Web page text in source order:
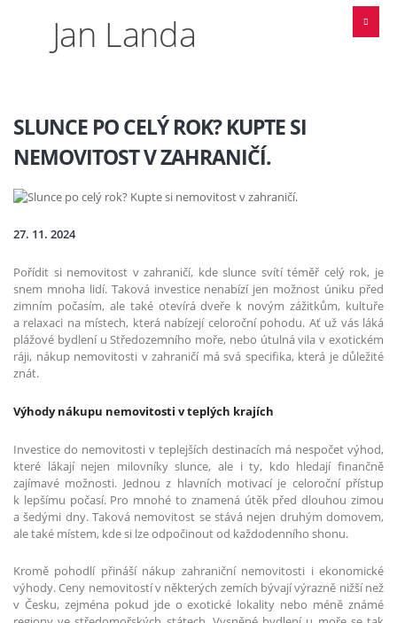
Jan Landa
SLUNCE PO CELÝ ROK? KUPTE SI
NEMOVITOST V ZAHRANIČÍ.
27. 11. 2024
Pořídit si nemovitost v zahraničí, kde slunce svítí téměř celý rok, je
snem mnoha lidí. Taková investice nenabízí jen možnost úniku před
zimním počasím, ale také otevírá dveře k novým zážitkům, kultuře
a relaxaci na místech, která nabízejí celoroční pohodu. Ať už vás láká
plážové bydlení u Středozemního moře, nebo útulná vila v exotickém
ráji, nákup nemovitosti v zahraničí má svá specifika, která je důležité
znát.
Výhody nákupu nemovitosti v teplých krajích
Investice do nemovitosti v teplejších destinacích má nespočet výhod,
které lákají nejen milovníky slunce, ale i ty, kdo hledají finančně
zajímavé možnosti. Jednou z hlavních motivací je celoroční přístup
k lepšímu počasí. Pro mnohé to znamená útěk před dlouhou zimou
a šedými dny. Taková nemovitost se stává nejen druhým domovem,
ale také místem, kde si lze odpočinout od každodenního shonu.
Kromě pohodlí přináší nákup zahraniční nemovitosti i ekonomické
výhody. Ceny nemovitostí v některých zemích bývají výrazně nižší než
v Česku, zejména pokud jde o exotické lokality nebo méně známé